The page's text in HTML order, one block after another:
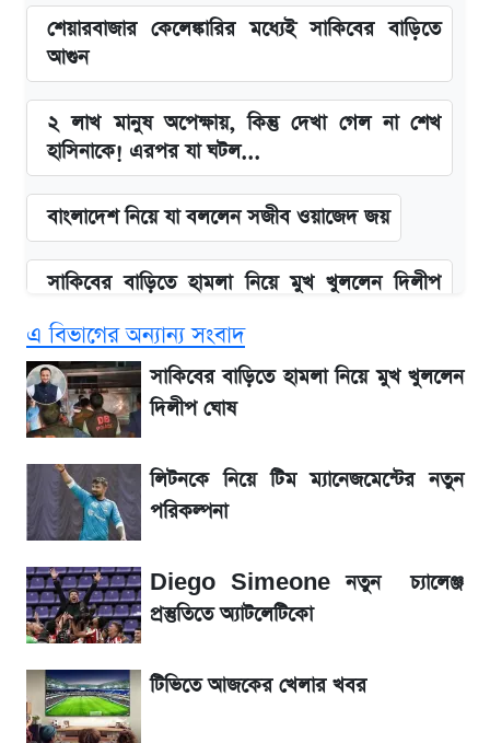
শেয়ারবাজার কেলেঙ্কারির মধ্যেই সাকিবের বাড়িতে
আগুন
২ লাখ মানুষ অপেক্ষায়, কিন্তু দেখা গেল না শেখ
হাসিনাকে! এরপর যা ঘটল...
বাংলাদেশ নিয়ে যা বললেন সজীব ওয়াজেদ জয়
সাকিবের বাড়িতে হামলা নিয়ে মুখ খুললেন দিলীপ
আগামী ৪ দিনের আবহাওয়া নিয়ে বড় সতর্কবার্তা
লিটনকে নিয়ে টিম ম্যানেজমেন্টের নতুন পরিকল্পনা
এস আলমের দখলে থাকা ব্যাংক নিয়ে এলো নতুন
সিদ্ধান্ত
আগামীকালই স্পষ্ট হবে এসএসসি ফল প্রকাশের
তারিখ
৬ আগস্ট দেশের বাজারে স্বর্ণের দাম
এ বিভাগের অন্যান্য সংবাদ
সাকিবের বাড়িতে হামলা নিয়ে মুখ খুললেন
দিলীপ ঘোষ
লিটনকে নিয়ে টিম ম্যানেজমেন্টের নতুন
পরিকল্পনা
Diego Simeone নতুন চ্যালেঞ্জ
প্রস্তুতিতে অ্যাটলেটিকো
টিভিতে আজকের খেলার খবর